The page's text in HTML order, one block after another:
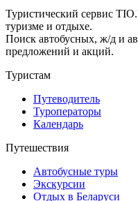
Туристический сервис
туризме и отдыхе.
Поиск автобусных, ж/д и
предложений и акций.
Туристам
Путеводитель
Туроператоры
Календарь
Путешествия
Автобусные туры
Экскурсии
Отдых в Беларуси